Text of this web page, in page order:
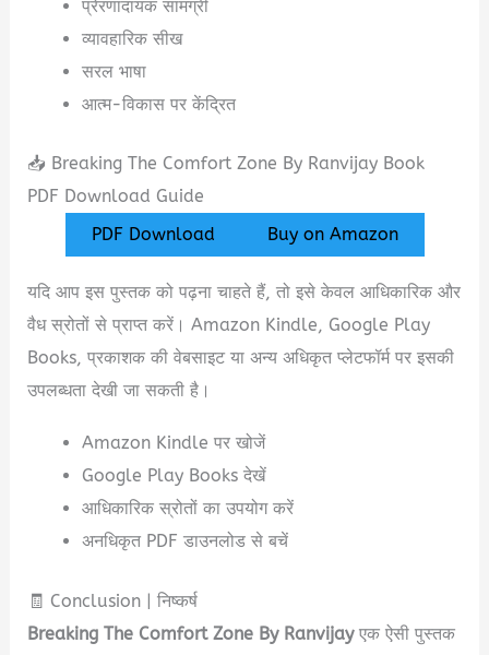
प्रेरणादायक सामग्री
व्यावहारिक सीख
सरल भाषा
आत्म-विकास पर केंद्रित
📥 Breaking The Comfort Zone By Ranvijay Book
PDF Download Guide
PDF Download
Buy on Amazon
यदि आप इस पुस्तक को पढ़ना चाहते हैं, तो इसे केवल आधिकारिक और
वैध स्रोतों से प्राप्त करें। Amazon Kindle, Google Play
Books, प्रकाशक की वेबसाइट या अन्य अधिकृत प्लेटफॉर्म पर इसकी
उपलब्धता देखी जा सकती है।
Amazon Kindle पर खोजें
Google Play Books देखें
आधिकारिक स्रोतों का उपयोग करें
अनधिकृत PDF डाउनलोड से बचें
🧾 Conclusion | निष्कर्ष
Breaking The Comfort Zone By Ranvijayएक ऐसी पुस्तक